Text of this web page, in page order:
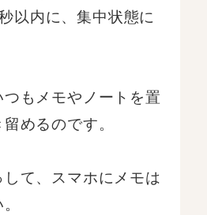
以内に、集中状態に
もメモやノートを置
めるのです。
て、スマホにメモは